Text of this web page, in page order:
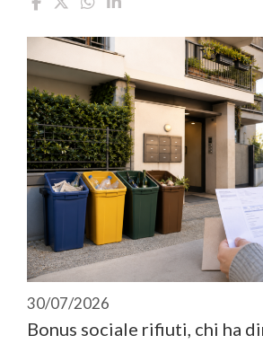
30/07/2026
Bonus sociale rifiuti, chi ha